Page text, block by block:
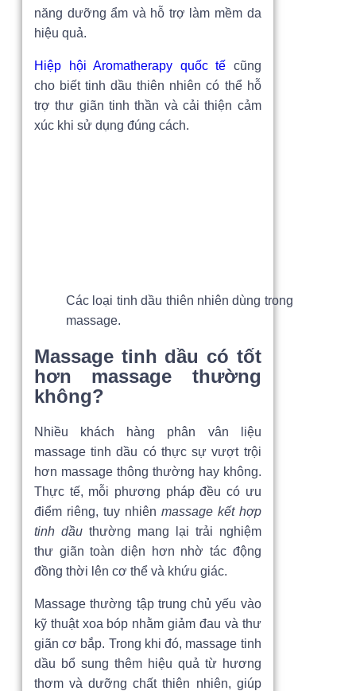
năng dưỡng ẩm và hỗ trợ làm mềm da
hiệu quả.
Hiệp hội Aromatherapy quốc tế cũng
cho biết tinh dầu thiên nhiên có thể hỗ
trợ thư giãn tinh thần và cải thiện cảm
xúc khi sử dụng đúng cách.
Các loại tinh dầu thiên nhiên dùng trong
massage.
Massage tinh dầu có tốt
hơn massage thường
không?
Nhiều khách hàng phân vân liệu
massage tinh dầu có thực sự vượt trội
hơn massage thông thường hay không.
Thực tế, mỗi phương pháp đều có ưu
điểm riêng, tuy nhiên massage kết hợp
tinh dầuthường mang lại trải nghiệm
thư giãn toàn diện hơn nhờ tác động
đồng thời lên cơ thể và khứu giác.
Massage thường tập trung chủ yếu vào
kỹ thuật xoa bóp nhằm giảm đau và thư
giãn cơ bắp. Trong khi đó, massage tinh
dầu bổ sung thêm hiệu quả từ hương
thơm và dưỡng chất thiên nhiên, giúp